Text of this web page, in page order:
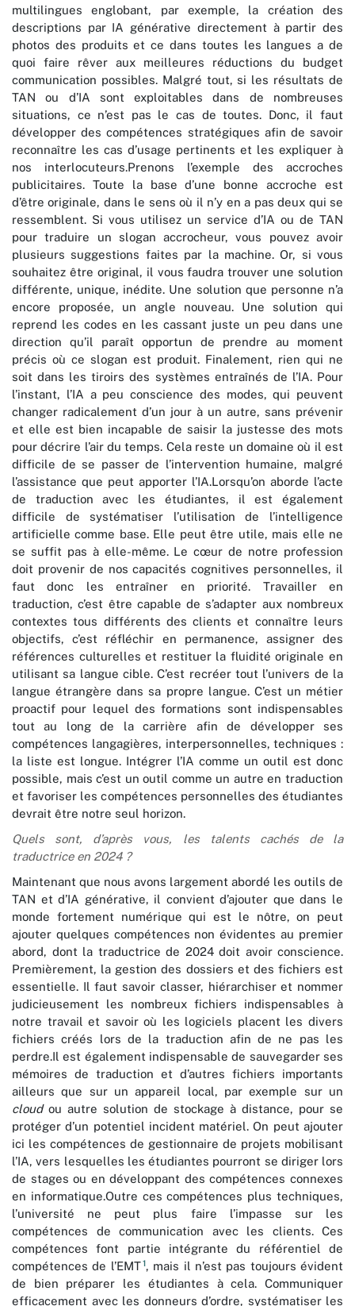
multilingues englobant, par exemple, la création des
descriptions par IA générative directement à partir des
photos des produits et ce dans toutes les langues a de
quoi faire rêver aux meilleures réductions du budget
communication possibles. Malgré tout, si les résultats de
TAN ou d’IA sont exploitables dans de nombreuses
situations, ce n’est pas le cas de toutes. Donc, il faut
développer des compétences stratégiques afin de savoir
reconnaître les cas d’usage pertinents et les expliquer à
nos interlocuteurs.Prenons l’exemple des accroches
publicitaires. Toute la base d’une bonne accroche est
d’être originale, dans le sens où il n’y en a pas deux qui se
ressemblent. Si vous utilisez un service d’IA ou de TAN
pour traduire un slogan accrocheur, vous pouvez avoir
plusieurs suggestions faites par la machine. Or, si vous
souhaitez être original, il vous faudra trouver une solution
différente, unique, inédite. Une solution que personne n’a
encore proposée, un angle nouveau. Une solution qui
reprend les codes en les cassant juste un peu dans une
direction qu’il paraît opportun de prendre au moment
précis où ce slogan est produit. Finalement, rien qui ne
soit dans les tiroirs des systèmes entraînés de l’IA. Pour
l’instant, l’IA a peu conscience des modes, qui peuvent
changer radicalement d’un jour à un autre, sans prévenir
et elle est bien incapable de saisir la justesse des mots
pour décrire l’air du temps. Cela reste un domaine où il est
difficile de se passer de l’intervention humaine, malgré
l’assistance que peut apporter l’IA.Lorsqu’on aborde l’acte
de traduction avec les étudiantes, il est également
difficile de systématiser l’utilisation de l’intelligence
artificielle comme base. Elle peut être utile, mais elle ne
se suffit pas à elle-même. Le cœur de notre profession
doit provenir de nos capacités cognitives personnelles, il
faut donc les entraîner en priorité. Travailler en
traduction, c’est être capable de s’adapter aux nombreux
contextes tous différents des clients et connaître leurs
objectifs, c’est réfléchir en permanence, assigner des
références culturelles et restituer la fluidité originale en
utilisant sa langue cible. C’est recréer tout l’univers de la
langue étrangère dans sa propre langue. C’est un métier
proactif pour lequel des formations sont indispensables
tout au long de la carrière afin de développer ses
compétences langagières, interpersonnelles, techniques :
la liste est longue. Intégrer l’IA comme un outil est donc
possible, mais c’est un outil comme un autre en traduction
et favoriser les compétences personnelles des étudiantes
devrait être notre seul horizon.
Quels sont, d’après vous, les talents cachés de la
traductrice en 2024 ?
Maintenant que nous avons largement abordé les outils de
TAN et d’IA générative, il convient d’ajouter que dans le
monde fortement numérique qui est le nôtre, on peut
ajouter quelques compétences non évidentes au premier
abord, dont la traductrice de 2024 doit avoir conscience.
Premièrement, la gestion des dossiers et des fichiers est
essentielle. Il faut savoir classer, hiérarchiser et nommer
judicieusement les nombreux fichiers indispensables à
notre travail et savoir où les logiciels placent les divers
fichiers créés lors de la traduction afin de ne pas les
perdre.Il est également indispensable de sauvegarder ses
mémoires de traduction et d’autres fichiers importants
ailleurs que sur un appareil local, par exemple sur un
cloudou autre solution de stockage à distance, pour se
protéger d’un potentiel incident matériel. On peut ajouter
ici les compétences de gestionnaire de projets mobilisant
l’IA, vers lesquelles les étudiantes pourront se diriger lors
de stages ou en développant des compétences connexes
en informatique.Outre ces compétences plus techniques,
l’université ne peut plus faire l’impasse sur les
compétences de communication avec les clients. Ces
compétences font partie intégrante du référentiel de
compétences de l’EMT1, mais il n’est pas toujours évident
de bien préparer les étudiantes à cela. Communiquer
efficacement avec les donneurs d’ordre, systématiser les